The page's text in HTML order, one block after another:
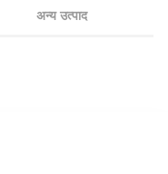
अन्य उत्पाद